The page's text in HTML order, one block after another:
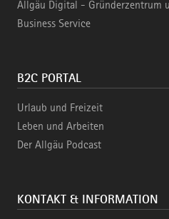
Allgäu Digital - Gründerzentrum
Business Service
B2C PORTAL
Urlaub und Freizeit
Leben und Arbeiten
Der Allgäu Podcast
KONTAKT & INFORMATION